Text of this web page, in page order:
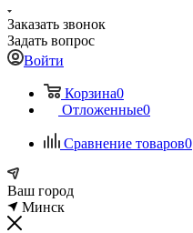
Заказать звонок
Задать вопрос
Войти
Корзина0
Отложенные0
Сравнение товаров0
Ваш город
Минск